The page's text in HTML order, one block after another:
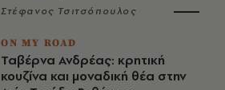
Στέφανος Τσιτσόπουλος
ON MY ROAD
Ταβέρνα Ανδρέας: κρητική
κουζίνα και μοναδική θέα στην